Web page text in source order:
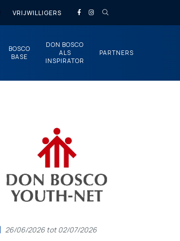
VRIJWILLIGERS
BOSCO
BASE
DON BOSCO
ALS
INSPIRATOR
PARTNERS
26/06/2026 tot 02/07/2026